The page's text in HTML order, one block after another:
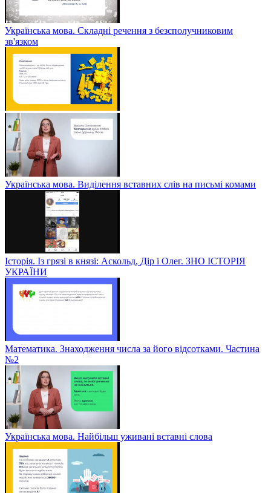
Українська мова. Складні речення з безсполучниковим
зв'язком
Українська мова. Виділення вставних слів на письмі комами
Історія. Із грязі в князі: Аскольд, Дір і Олег. ЗНО ІСТОРІЯ
УКРАЇНИ
Математика. Знаходження числа за його відсотками. Частина
№2
Українська мова. Найбільш уживані вставні слова